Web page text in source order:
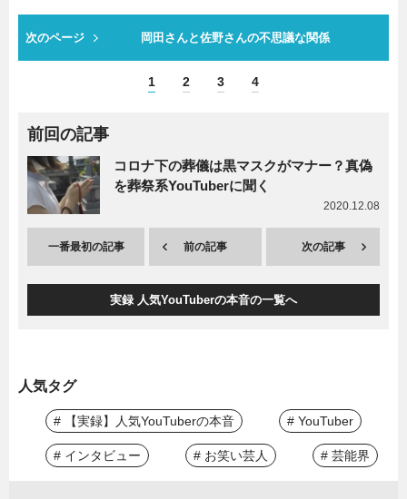
次のページ 岡田さんと佐野さんの不思議な関係
1 2 3 4
前回の記事
コロナ下の葬儀は黒マスクがマナー？真偽
を葬祭系YouTuberに聞く
2020.12.08
一番最初の記事 前の記事 次の記事
実録 人気YouTuberの本音の一覧へ
人気タグ
# 【実録】人気YouTuberの本音 # YouTuber
# インタビュー # お笑い芸人 # 芸能界